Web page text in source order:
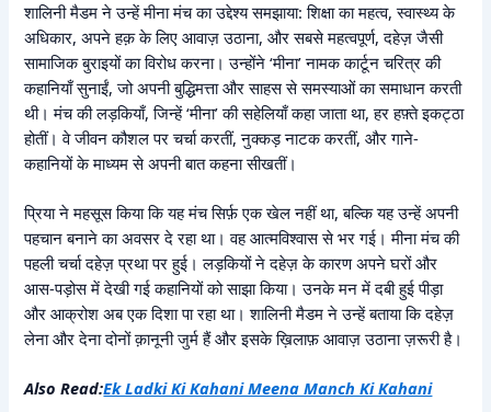
शालिनी मैडम ने उन्हें मीना मंच का उद्देश्य समझाया: शिक्षा का महत्व, स्वास्थ्य के
अधिकार, अपने हक़ के लिए आवाज़ उठाना, और सबसे महत्वपूर्ण, दहेज़ जैसी
सामाजिक बुराइयों का विरोध करना। उन्होंने ‘मीना’ नामक कार्टून चरित्र की
कहानियाँ सुनाईं, जो अपनी बुद्धिमत्ता और साहस से समस्याओं का समाधान करती
थी। मंच की लड़कियाँ, जिन्हें ‘मीना’ की सहेलियाँ कहा जाता था, हर हफ़्ते इकट्ठा
होतीं। वे जीवन कौशल पर चर्चा करतीं, नुक्कड़ नाटक करतीं, और गाने-
कहानियों के माध्यम से अपनी बात कहना सीखतीं।
प्रिया ने महसूस किया कि यह मंच सिर्फ़ एक खेल नहीं था, बल्कि यह उन्हें अपनी
पहचान बनाने का अवसर दे रहा था। वह आत्मविश्वास से भर गई। मीना मंच की
पहली चर्चा दहेज़ प्रथा पर हुई। लड़कियों ने दहेज़ के कारण अपने घरों और
आस-पड़ोस में देखी गई कहानियों को साझा किया। उनके मन में दबी हुई पीड़ा
और आक्रोश अब एक दिशा पा रहा था। शालिनी मैडम ने उन्हें बताया कि दहेज़
लेना और देना दोनों क़ानूनी जुर्म हैं और इसके ख़िलाफ़ आवाज़ उठाना ज़रूरी है।
Also Read:Ek Ladki Ki Kahani Meena Manch Ki Kahani